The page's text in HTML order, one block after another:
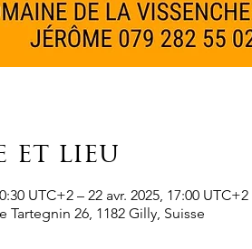
et lieu
UTC+2 – 22 avr. 2025, 17:00 UTC+2
Tartegnin 26, 1182 Gilly, Suisse